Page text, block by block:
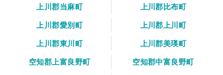
上川郡当麻町
上川郡比布町
上川郡愛別町
上川郡上川町
上川郡東川町
上川郡美瑛町
空知郡上富良野町
空知郡中富良野町